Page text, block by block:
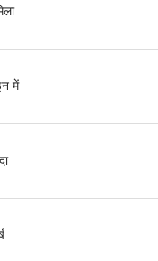
में